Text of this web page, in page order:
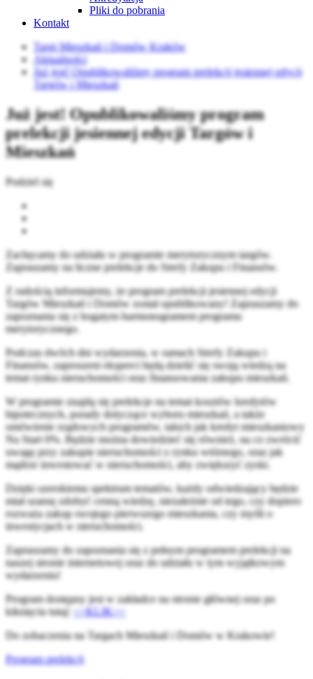
Pliki do pobrania
Kontakt
Targi Mieszkań i Domów Kraków
Aktualności
Już jest! Opublikowaliśmy program prelekcji jesiennej edycji
Targów i Mieszkań
Już jest! Opublikowaliśmy program
prelekcji jesiennej edycji Targów i
Mieszkań
Podziel się
Zachęcamy do udziału w programie merytorycznym targów.
Zapraszamy na liczne prelekcje do Strefy Zakupu i Finansów.
Z radością informujemy, że program prelekcji jesiennej edycji
Targów Mieszkań i Domów został opublikowany! Zapraszamy do
zapoznania się z bogatym harmonogramem programu
merytorycznego.
Podczas dwóch dni wydarzenia, w ramach Strefy Zakupu i
Finansów, zaproszeni eksperci będą dzielić się swoją wiedzą na
temat rynku nieruchomości oraz finansowania zakupu mieszkań.
W programie znajdą się prelekcje na temat kosztów kredytów
hipotecznych, porady dotyczące wyboru mieszkań, a także
omówienie rządowych programów, takich jak kredyt mieszkaniowy
Na Start 0%. Będzie można dowiedzieć się również, na co zwrócić
uwagę przy zakupie nieruchomości z rynku wtórnego, oraz jak
mądrze inwestować w nieruchomości, aby zwiększyć zyski.
Dzięki szerokiemu spektrum tematów, każdy odwiedzający będzie
miał szansę zdobyć cenną wiedzę, niezależnie od tego, czy dopiero
rozważa zakup swojego pierwszego mieszkania, czy myśli o
inwestycjach w nieruchomości.
Zapraszamy do zapoznania się z pełnym programem prelekcji na
naszej stronie internetowej oraz do udziału w tym wyjątkowym
wydarzeniu!
Program dostępny jest w zakładce na stronie głównej oraz po
kiknięciu tutaj:
>>KLIK>>
Do zobaczenia na Targach Mieszkań i Domów w Krakowie!
Program prelekcji